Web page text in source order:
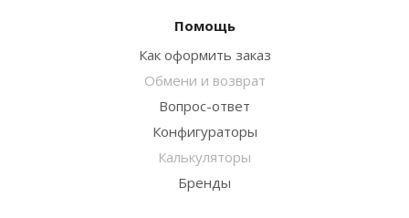
Помощь
Как оформить заказ
Обмени и возврат
Вопрос-ответ
Конфигураторы
Калькуляторы
Бренды